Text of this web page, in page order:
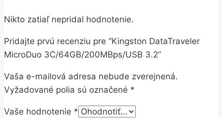
Nikto zatiaľ nepridal hodnotenie.
Pridajte prvú recenziu pre “Kingston DataTraveler
MicroDuo 3C/64GB/200MBps/USB 3.2”
Vaša e-mailová adresa nebude zverejnená.
Vyžadované polia sú označené *
Vaše hodnotenie *